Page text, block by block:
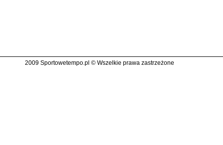
2009 Sportowetempo.pl © Wszelkie prawa zastrzeżone